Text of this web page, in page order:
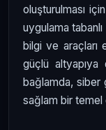
oluşturulması
uygulama
bilgi ve araçları
güçlü
bağlamda,
sağlam bir temel